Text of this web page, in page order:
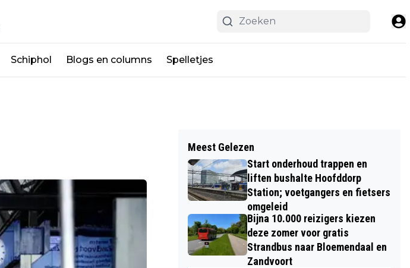
Schiphol Blogs en columns Spelletjes
Meest Gelezen
Start onderhoud trappen en
liften bushalte Hoofddorp
Station; voetgangers en fietsers
omgeleid
Bijna 10.000 reizigers kiezen
deze zomer voor gratis
Strandbus naar Bloemendaal en
Zandvoort